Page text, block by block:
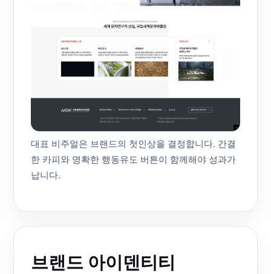
대표 비주얼은 브랜드의 첫인상을 결정합니다. 간결
한 카피와 명확한 행동유도 버튼이 함께해야 성과가
납니다.
브랜드 아이덴티티